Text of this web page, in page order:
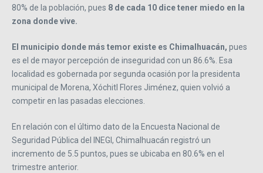
80% de la población, pues 8 de cada 10 dice tener miedo en la
zona donde vive.
El municipio donde más temor existe es Chimalhuacán, pues
es el de mayor percepción de inseguridad con un 86.6%. Esa
localidad es gobernada por segunda ocasión por la presidenta
municipal de Morena, Xóchitl Flores Jiménez, quien volvió a
competir en las pasadas elecciones.
En relación con el último dato de la Encuesta Nacional de
Seguridad Pública del INEGI, Chimalhuacán registró un
incremento de 5.5 puntos, pues se ubicaba en 80.6% en el
trimestre anterior.